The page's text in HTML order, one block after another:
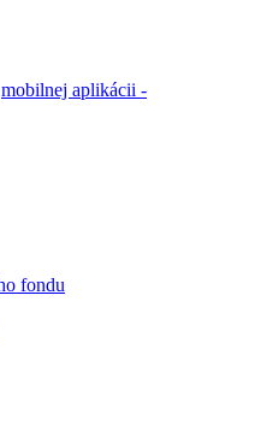
mobilnej aplikácii -